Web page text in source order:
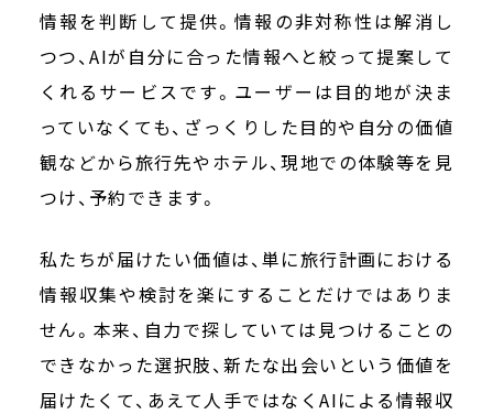
情報を判断して提供。情報の非対称性は解消し
つつ、AIが自分に合った情報へと絞って提案して
くれるサービスです。ユーザーは目的地が決ま
っていなくても、ざっくりした目的や自分の価値
観などから旅行先やホテル、現地での体験等を見
つけ、予約できます。
私たちが届けたい価値は、単に旅行計画における
情報収集や検討を楽にすることだけではありま
せん。本来、自力で探していては見つけることの
できなかった選択肢、新たな出会いという価値を
届けたくて、あえて人手ではなくAIによる情報収